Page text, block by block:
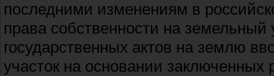
последними изменениям в
права собственности на земельный
государственных актов на землю
участок на основании заключенных